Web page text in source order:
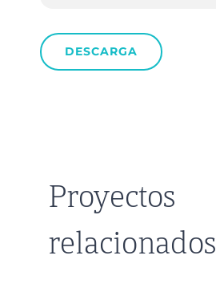
DESCARGA
Proyectos
relacionados